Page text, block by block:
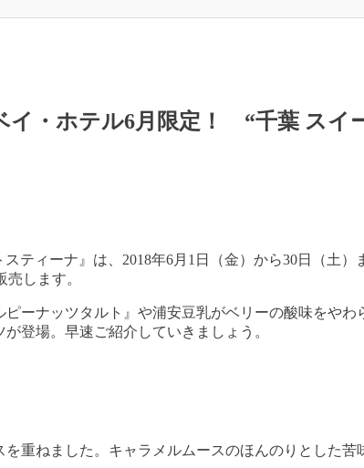
・ホテル6月限定！ “千葉 スイ
ティーナ』は、 2018年6月 1 日（金）から30日（土）
売します。
ーナッツタルト』や浦安豆乳がベリーの酸味をや
登場。早速ご紹介していきましょう。
重ねました。キャラメルムースのほんのりとした